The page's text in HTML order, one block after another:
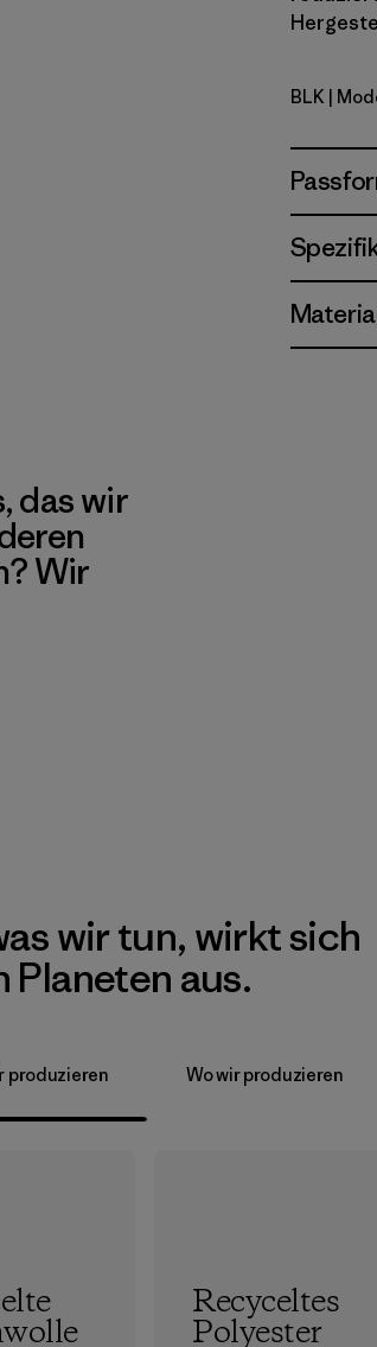
Black
BLK |
das wir
Wir
wir tun, wirkt sich
Planeten aus.
produzieren Wo wir produzieren
Recyceltes
Polyester